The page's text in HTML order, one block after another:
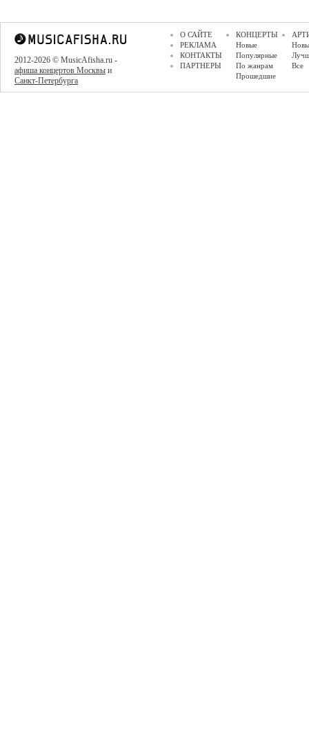
2012-2026 © MusicAfisha.ru -
афиша концертов Москвы и
Санкт-Петербурга
О САЙТЕ
РЕКЛАМА
КОНТАКТЫ
ПАРТНЕРЫ
КОНЦЕРТЫ
Новые
Популярные
По жанрам
Прошедшие
Все